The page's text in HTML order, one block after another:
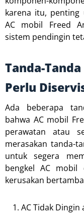
karena itu, penting
AC mobil Freed
sistem pendingin
Tanda-
Perlu
Ada beberapa
bahwa AC mobil
perawatan atau
merasakan tanda-
untuk segera
bengkel AC mobil
kerusakan
AC Tidak